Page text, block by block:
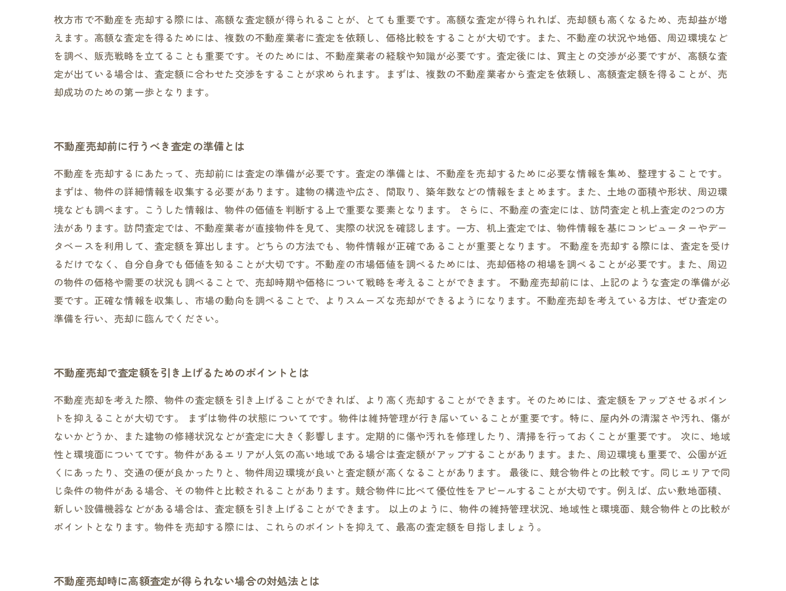
枚方市で不動産を売却する際には、高額な査定額が得られることが、とても重要です。高額な査定が得られれば、売却額も高くなるため、売却益が増
えます。高額な査定を得るためには、複数の不動産業者に査定を依頼し、価格比較をすることが大切です。また、不動産の状況や地価、周辺環境など
を調べ、販売戦略を立てることも重要です。そのためには、不動産業者の経験や知識が必要です。査定後には、買主との交渉が必要ですが、高額な査
定が出ている場合は、査定額に合わせた交渉をすることが求められます。まずは、複数の不動産業者から査定を依頼し、高額査定額を得ることが、売
却成功のための第一歩となります。
不動産売却前に行うべき査定の準備とは
不動産を売却するにあたって、売却前には査定の準備が必要です。査定の準備とは、不動産を売却するために必要な情報を集め、整理することです。
まずは、物件の詳細情報を収集する必要があります。建物の構造や広さ、間取り、築年数などの情報をまとめます。また、土地の面積や形状、周辺環
境なども調べます。こうした情報は、物件の価値を判断する上で重要な要素となります。 さらに、不動産の査定には、訪問査定と机上査定の2つの方
法があります。訪問査定では、不動産業者が直接物件を見て、実際の状況を確認します。一方、机上査定では、物件情報を基にコンピューターやデー
タベースを利用して、査定額を算出します。どちらの方法でも、物件情報が正確であることが重要となります。 不動産を売却する際には、査定を受け
るだけでなく、自分自身でも価値を知ることが大切です。不動産の市場価値を調べるためには、売却価格の相場を調べることが必要です。また、周辺
の物件の価格や需要の状況も調べることで、売却時期や価格について戦略を考えることができます。 不動産売却前には、上記のような査定の準備が必
要です。正確な情報を収集し、市場の動向を調べることで、よりスムーズな売却ができるようになります。不動産売却を考えている方は、ぜひ査定の
準備を行い、売却に臨んでください。
不動産売却で査定額を引き上げるためのポイントとは
不動産売却を考えた際、物件の査定額を引き上げることができれば、より高く売却することができます。そのためには、査定額をアップさせるポイン
トを抑えることが大切です。 まずは物件の状態についてです。物件は維持管理が行き届いていることが重要です。特に、屋内外の清潔さや汚れ、傷が
ないかどうか、また建物の修繕状況などが査定に大きく影響します。定期的に傷や汚れを修理したり、清掃を行っておくことが重要です。 次に、地域
性と環境面についてです。物件があるエリアが人気の高い地域である場合は査定額がアップすることがあります。また、周辺環境も重要で、公園が近
くにあったり、交通の便が良かったりと、物件周辺環境が良いと査定額が高くなることがあります。 最後に、競合物件との比較です。同じエリアで同
じ条件の物件がある場合、その物件と比較されることがあります。競合物件に比べて優位性をアピールすることが大切です。例えば、広い敷地面積、
新しい設備機器などがある場合は、査定額を引き上げることができます。 以上のように、物件の維持管理状況、地域性と環境面、競合物件との比較が
ポイントとなります。物件を売却する際には、これらのポイントを抑えて、最高の査定額を目指しましょう。
不動産売却時に高額査定が得られない場合の対処法とは